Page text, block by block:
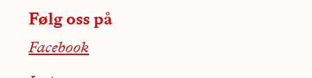
Følg oss på
Facebook